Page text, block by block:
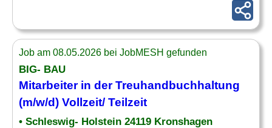
Job am 08.05.2026 bei JobMESH gefunden
BIG- BAU
Mitarbeiter in der Treuhandbuchhaltung
(m/w/d) Vollzeit/ Teilzeit
• Schleswig- Holstein 24119 Kronshagen